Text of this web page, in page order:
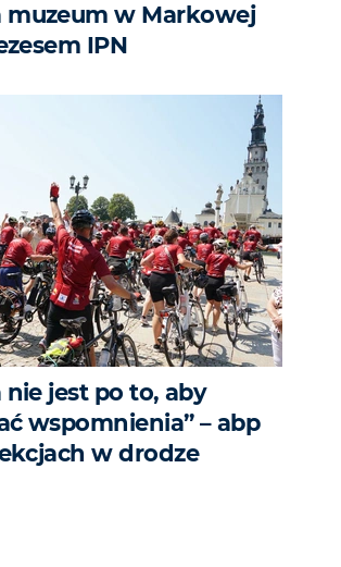
muzeum w Markowej
IPN
jest po to, aby
wspomnienia” – abp
w drodze